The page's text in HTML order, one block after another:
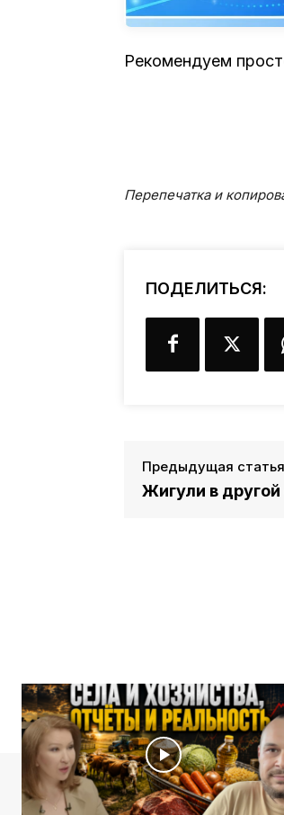
Рекомендуем
Перепечатка и
ПОДЕЛИТЬСЯ:
Предыдущая статья
Жигули в другой